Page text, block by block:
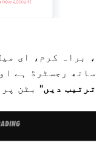
، براہ کرم، ای
ساتھ رجسٹرڈ ہے
ترتیب دیں" بٹن